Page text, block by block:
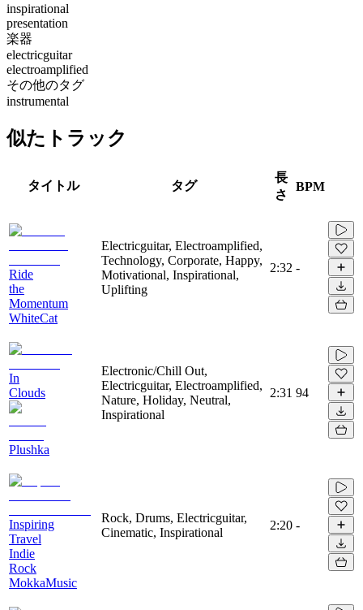
inspirational
presentation
楽器
electricguitar
electroamplified
その他のタグ
instrumental
似たトラック
タイトル タグ
長
さ
BPM
Ride
the
Momentum
WhiteCat
Electricguitar, Electroamplified,
Technology, Corporate, Happy,
Motivational, Inspirational,
Uplifting
2:32 -
In
Clouds
Plushka
Electronic/Chill Out,
Electricguitar, Electroamplified,
Nature, Holiday, Neutral,
Inspirational
2:31 94
Inspiring
Travel
Indie
Rock
MokkaMusic
Rock, Drums, Electricguitar,
Cinematic, Inspirational
2:20 -